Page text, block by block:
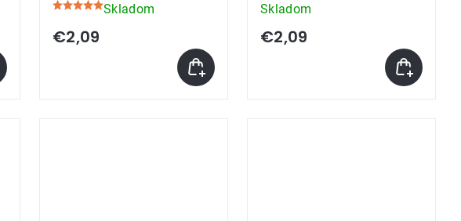
Priemerné
hodnotenie
Skladom
€2,09
Skladom
€2,09